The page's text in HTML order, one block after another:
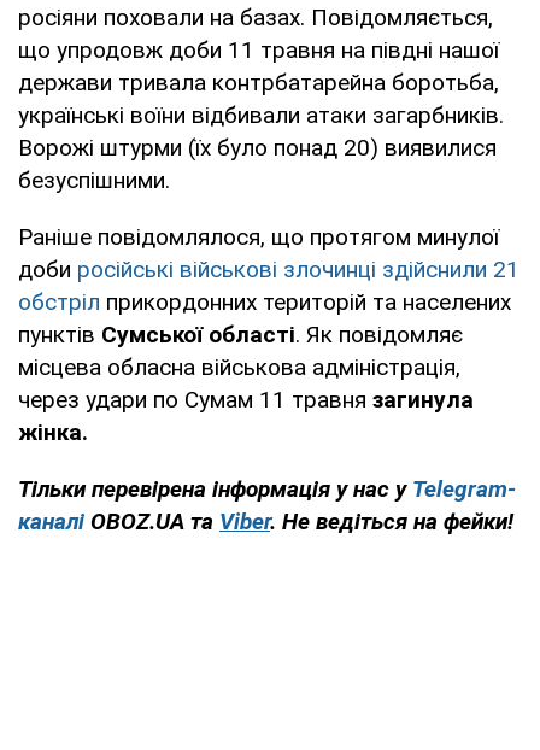
росіяни поховали на базах. Повідомляється,
що упродовж доби 11 травня на півдні нашої
держави тривала контрбатарейна боротьба,
українські воїни відбивали атаки загарбників.
Ворожі штурми (їх було понад 20) виявилися
безуспішними.
Раніше повідомлялося, що протягом минулої
доби російські військові злочинці здійснили 21
обстріл прикордонних територій та населених
пунктів Сумської області. Як повідомляє
місцева обласна військова адміністрація,
через удари по Сумам 11 травня загинула
жінка.
Тільки перевірена інформація у нас у Telegram-
каналі OBOZ.UA та Viber. Не ведіться на фейки!